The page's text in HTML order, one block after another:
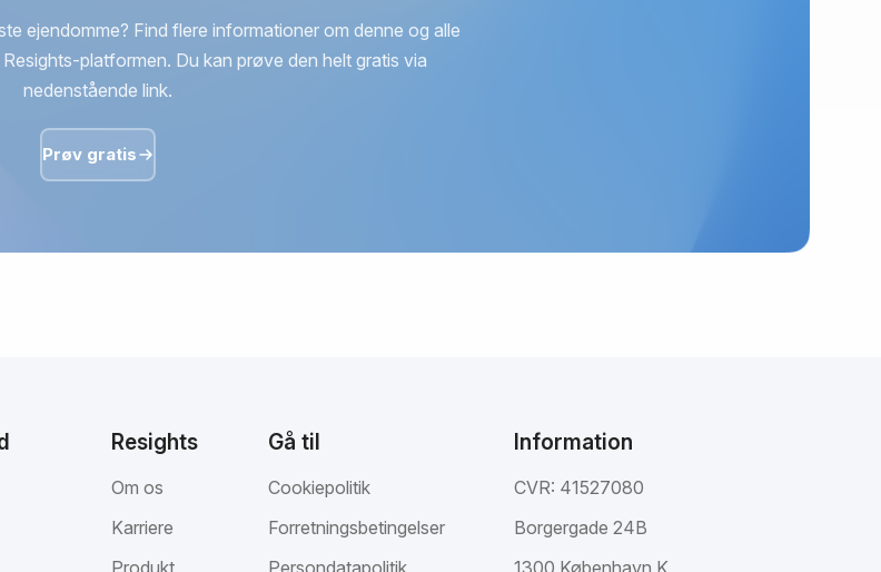
ejendomme? Find flere informationer om denne og alle
platformen. Du kan prøve den helt gratis via
nedenstående link.
Prøv gratis
Resights
Om os
Karriere
Gå til
Cookiepolitik
Forretningsbetingelser
Information
CVR: 41527080
Borgergade 24B